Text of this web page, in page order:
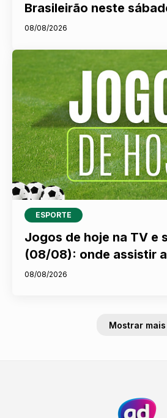
Brasileirão neste
08/08/2026
ESPORTE
Jogos de hoje na TV e
(08/08): onde assistir
08/08/2026
Mostrar mais